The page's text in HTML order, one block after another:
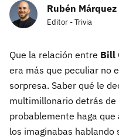
Rubén Márquez
Editor - Trivia
Que la relación entre Bill
era más que peculiar no
sorpresa. Saber qué le
multimillonario detrás de
probablemente haga que
los imaginabas